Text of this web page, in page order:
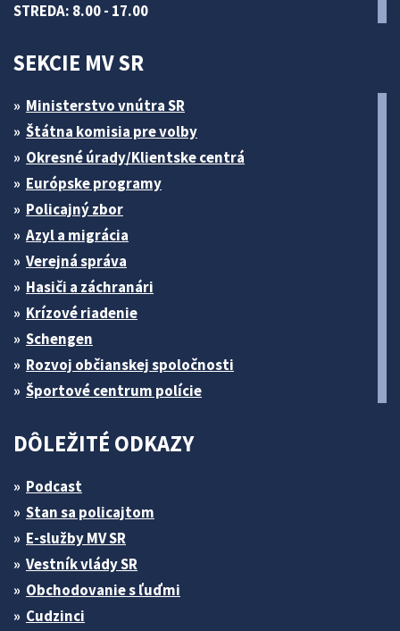
STREDA: 8.00 - 17.00
SEKCIE MV SR
Ministerstvo vnútra SR
Štátna komisia pre volby
Okresné úrady/Klientske centrá
Európske programy
Policajný zbor
Azyl a migrácia
Verejná správa
Hasiči a záchranári
Krízové riadenie
Schengen
Rozvoj občianskej spoločnosti
Športové centrum polície
DÔLEŽITÉ ODKAZY
Podcast
Stan sa policajtom
E-služby MV SR
Vestník vlády SR
Obchodovanie s ľuďmi
Cudzinci